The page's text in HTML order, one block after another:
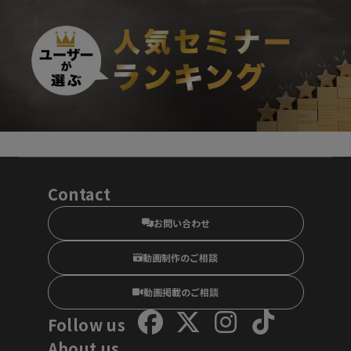
Contact
お問い合わせ
動画制作のご相談
動画掲載のご相談
Follow us